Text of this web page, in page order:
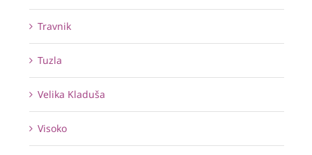
Travnik
Tuzla
Velika Kladuša
Visoko